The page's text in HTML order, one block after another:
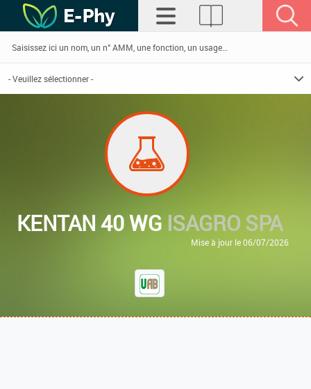
KENTAN 40 WG ISAGRO SPA
Mise à jour le 06/07/2026